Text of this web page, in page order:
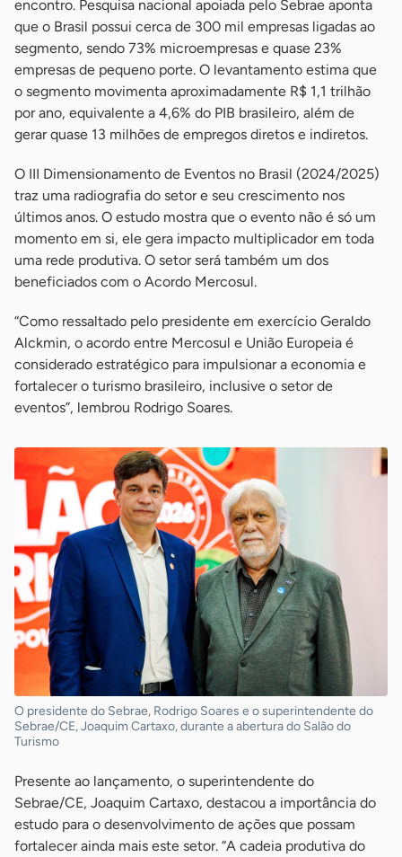
encontro. Pesquisa nacional apoiada pelo Sebrae aponta
que o Brasil possui cerca de 300 mil empresas ligadas ao
segmento, sendo 73% microempresas e quase 23%
empresas de pequeno porte. O levantamento estima que
o segmento movimenta aproximadamente R$ 1,1 trilhão
por ano, equivalente a 4,6% do PIB brasileiro, além de
gerar quase 13 milhões de empregos diretos e indiretos.
O III Dimensionamento de Eventos no Brasil (2024/2025)
traz uma radiografia do setor e seu crescimento nos
últimos anos. O estudo mostra que o evento não é só um
momento em si, ele gera impacto multiplicador em toda
uma rede produtiva. O setor será também um dos
beneficiados com o Acordo Mercosul.
“Como ressaltado pelo presidente em exercício Geraldo
Alckmin, o acordo entre Mercosul e União Europeia é
considerado estratégico para impulsionar a economia e
fortalecer o turismo brasileiro, inclusive o setor de
eventos”, lembrou Rodrigo Soares.
O presidente do Sebrae, Rodrigo Soares e o superintendente do
Sebrae/CE, Joaquim Cartaxo, durante a abertura do Salão do
Turismo
Presente ao lançamento, o superintendente do
Sebrae/CE, Joaquim Cartaxo, destacou a importância do
estudo para o desenvolvimento de ações que possam
fortalecer ainda mais este setor. “A cadeia produtiva do